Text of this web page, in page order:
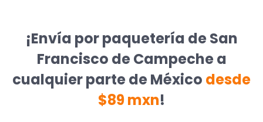
¡Envía por paquetería de San
Francisco de Campeche a
cualquier parte de México desde
$89 mxn!